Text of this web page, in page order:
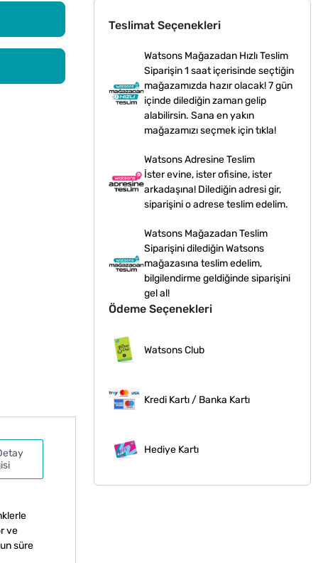
Teslimat Seçenekleri
Watsons Mağazadan Hızlı Teslim
Siparişin 1 saat içerisinde seçtiğin
mağazamızda hazır olacak! 7 gün
içinde dilediğin zaman gelip
alabilirsin. Sana en yakın
mağazamızı seçmek için tıkla!
Watsons Adresine Teslim
İster evine, ister ofisine, ister
arkadaşına! Dilediğin adresi gir,
siparişini o adrese teslim edelim.
Watsons Mağazadan Teslim
Siparişini dilediğin Watsons
mağazasına teslim edelim,
bilgilendirme geldiğinde siparişini
gel al!
Ödeme Seçenekleri
Watsons Club
Kredi Kartı / Banka Kartı
Hediye Kartı
ve
süre